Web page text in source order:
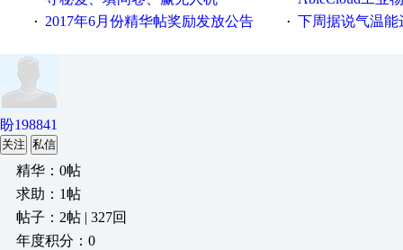
· 2017年6月份精华帖奖励发放公告 · 下周据说气温能
盼198841
关注 私信
精华：0帖
求助：1帖
帖子：2帖 | 327回
年度积分：0